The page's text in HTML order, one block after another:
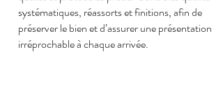
systématiques, réassorts et finitions, afin de
préserver le bien et d’assurer une présentation
irréprochable à chaque arrivée.